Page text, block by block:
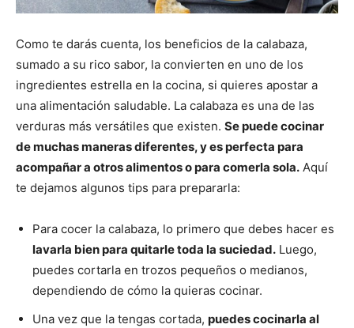
Como te darás cuenta, los beneficios de la calabaza,
sumado a su rico sabor, la convierten en uno de los
ingredientes estrella en la cocina, si quieres apostar a
una alimentación saludable. La calabaza es una de las
verduras más versátiles que existen. Se puede cocinar
de muchas maneras diferentes, y es perfecta para
acompañar a otros alimentos o para comerla sola. Aquí
te dejamos algunos tips para prepararla:
Para cocer la calabaza, lo primero que debes hacer es
lavarla bien para quitarle toda la suciedad. Luego,
puedes cortarla en trozos pequeños o medianos,
dependiendo de cómo la quieras cocinar.
Una vez que la tengas cortada, puedes cocinarla al